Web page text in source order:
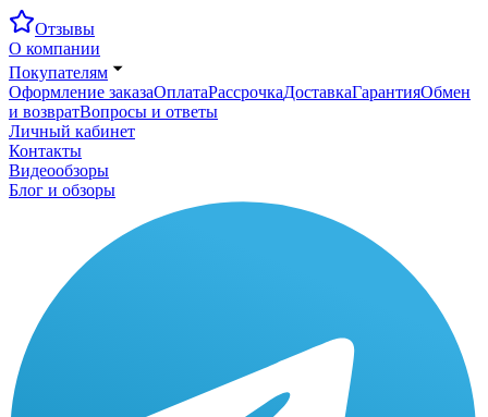
Отзывы
О компании
Покупателям
Оформление заказаОплатаРассрочкаДоставкаГарантияОбмен
и возвратВопросы и ответы
Личный кабинет
Контакты
Видеообзоры
Блог и обзоры